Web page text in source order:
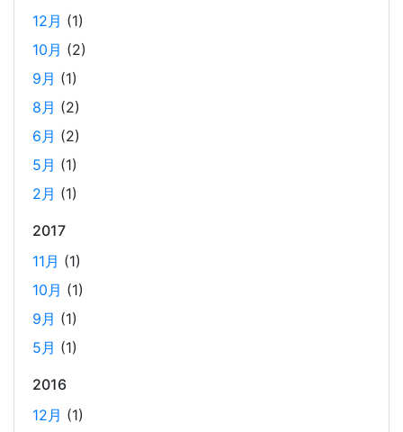
ラブブックスがあります。
2024年のTORICOの社内勉強会の内容
を行っています。 2024年に開催した技術勉強会の内容を紹
介します。
AWS OpenSearch を、マネージドクラスターから
2025-01-21
当社では、2024年12月に、サービスの検索エンジンを
OpenSearch のマネージドクラスターからサーバーレスに
変更しました。 主に実費のコストダウンとマネジメントコ
12月 (1)
10月 (2)
9月 (1)
8月 (2)
6月 (2)
5月 (1)
2月 (1)
2017
11月 (1)
10月 (1)
9月 (1)
5月 (1)
2016
12月 (1)